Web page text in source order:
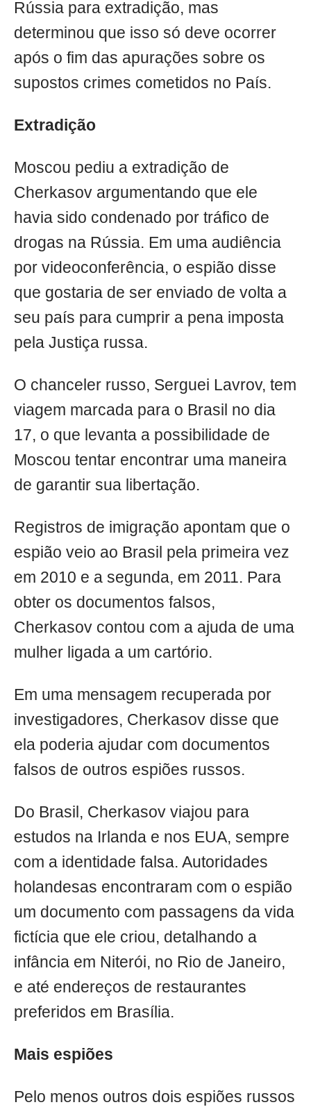
Rússia para extradição, mas
determinou que isso só deve ocorrer
após o fim das apurações sobre os
supostos crimes cometidos no País.
Extradição
Moscou pediu a extradição de
Cherkasov argumentando que ele
havia sido condenado por tráfico de
drogas na Rússia. Em uma audiência
por videoconferência, o espião disse
que gostaria de ser enviado de volta a
seu país para cumprir a pena imposta
pela Justiça russa.
O chanceler russo, Serguei Lavrov, tem
viagem marcada para o Brasil no dia
17, o que levanta a possibilidade de
Moscou tentar encontrar uma maneira
de garantir sua libertação.
Registros de imigração apontam que o
espião veio ao Brasil pela primeira vez
em 2010 e a segunda, em 2011. Para
obter os documentos falsos,
Cherkasov contou com a ajuda de uma
mulher ligada a um cartório.
Em uma mensagem recuperada por
investigadores, Cherkasov disse que
ela poderia ajudar com documentos
falsos de outros espiões russos.
Do Brasil, Cherkasov viajou para
estudos na Irlanda e nos EUA, sempre
com a identidade falsa. Autoridades
holandesas encontraram com o espião
um documento com passagens da vida
fictícia que ele criou, detalhando a
infância em Niterói, no Rio de Janeiro,
e até endereços de restaurantes
preferidos em Brasília.
Mais espiões
Pelo menos outros dois espiões russos